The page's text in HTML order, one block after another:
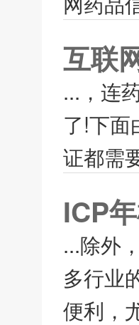
互联
...，连
了!下面
证都需
ICP
...除外
多行业
便利，